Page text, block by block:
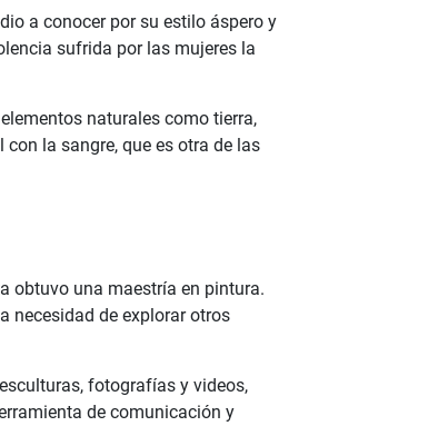
a conocer por su estilo áspero y
sufrida por las mujeres la
naturales como tierra,
la sangre, que es otra de las
obtuvo una maestría en pintura.
necesidad de explorar otros
fotografías y videos,
de comunicación y